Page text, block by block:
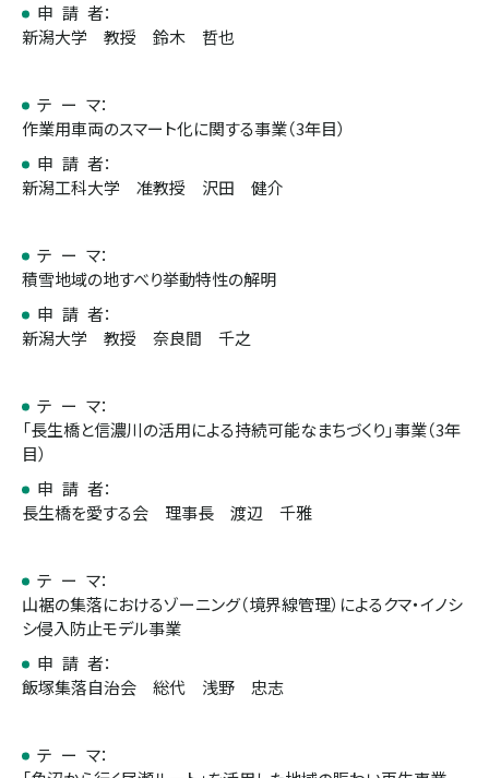
申 請 者：
新潟大学 教授 鈴木 哲也
テ ー マ：
作業用車両のスマート化に関する事業（3年目）
申 請 者：
新潟工科大学 准教授 沢田 健介
テ ー マ：
積雪地域の地すべり挙動特性の解明
申 請 者：
新潟大学 教授 奈良間 千之
テ ー マ：
「長生橋と信濃川の活用による持続可能なまちづくり」事業（3年
目）
申 請 者：
長生橋を愛する会 理事長 渡辺 千雅
テ ー マ：
山裾の集落におけるゾーニング（境界線管理）によるクマ・イノシ
シ侵入防止モデル事業
申 請 者：
飯塚集落自治会 総代 浅野 忠志
テ ー マ：